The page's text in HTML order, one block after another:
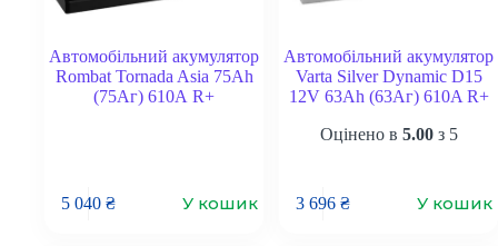
Автомобільний акумулятор
Rombat Tornada Asia 75Ah
(75Аг) 610А R+
5 040 ₴ У кошик
Автомобільний акумулятор
Varta Silver Dynamic D15
12V 63Ah (63Аг) 610A R+
Оцінено в 5.00з 5
3 696 ₴ У кошик